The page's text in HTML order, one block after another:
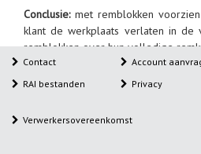
Conclusie:met remblokken voorzien
klant de werkplaats verlaten in de
remblokken over hun volledige
Contact Account
RAI bestanden
Privacy
Verwerkersovereenkomst